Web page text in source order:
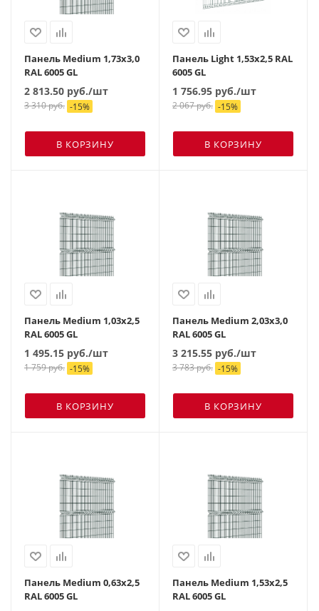
Панель Medium 1,73х3,0
RAL 6005 GL
2 813.50 руб./шт
3 310руб. -15%
В КОРЗИНУ
Панель Light 1,53х2,5 RAL
6005 GL
1 756.95 руб./шт
2 067руб. -15%
В КОРЗИНУ
Панель Medium 1,03х2,5
RAL 6005 GL
1 495.15 руб./шт
1 759руб. -15%
В КОРЗИНУ
Панель Medium 2,03х3,0
RAL 6005 GL
3 215.55 руб./шт
3 783руб. -15%
В КОРЗИНУ
Панель Medium 0,63х2,5
RAL 6005 GL
Панель Medium 1,53х2,5
RAL 6005 GL